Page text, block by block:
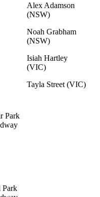
Alex Adamson
(NSW)
Noah Grabham
(NSW)
Isiah Hartley
(VIC)
Tayla Street (VIC)
Park
Park